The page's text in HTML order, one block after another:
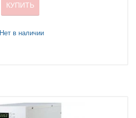
КУПИТЬ
Нет в наличии